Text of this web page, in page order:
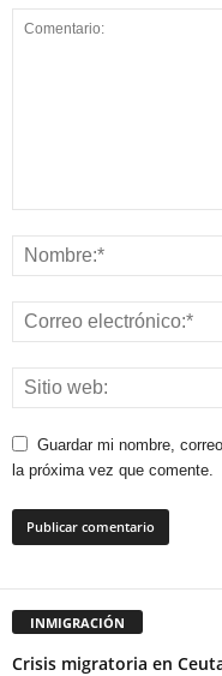
Guardar mi nombre,
la próxima vez que comente.
INMIGRACIÓN
Crisis migratoria en